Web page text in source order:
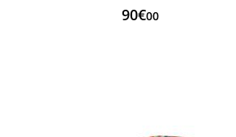
90€00